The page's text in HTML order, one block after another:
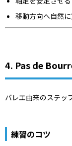
移動方向へ自然
4. Pas de
バレエ由来のステッ
練習のコツ